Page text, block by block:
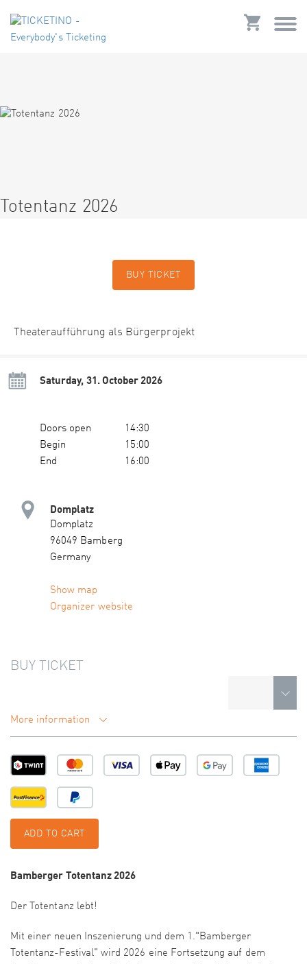
Totentanz 2026
BUY TICKET
Theateraufführung als Bürgerprojekt
Saturday, 31. October 2026
Doors open
14:30
Begin
15:00
End
16:00
Domplatz
Domplatz
96049 Bamberg
Germany
Show map
Organizer website
BUY TICKET
More information
ADD TO CART
Bamberger Totentanz 2026
Der Totentanz lebt!
Mit einer neuen Inszenierung und dem 1."Bamberger
Totentanz-Festival" wird 2026 eine Fortsetzung auf dem